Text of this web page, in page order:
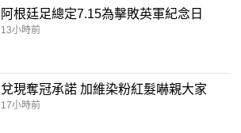
阿根廷足總定7.15為擊敗英軍紀念日
13小時前
兌現奪冠承諾 加維染粉紅髮嚇親大家
17小時前